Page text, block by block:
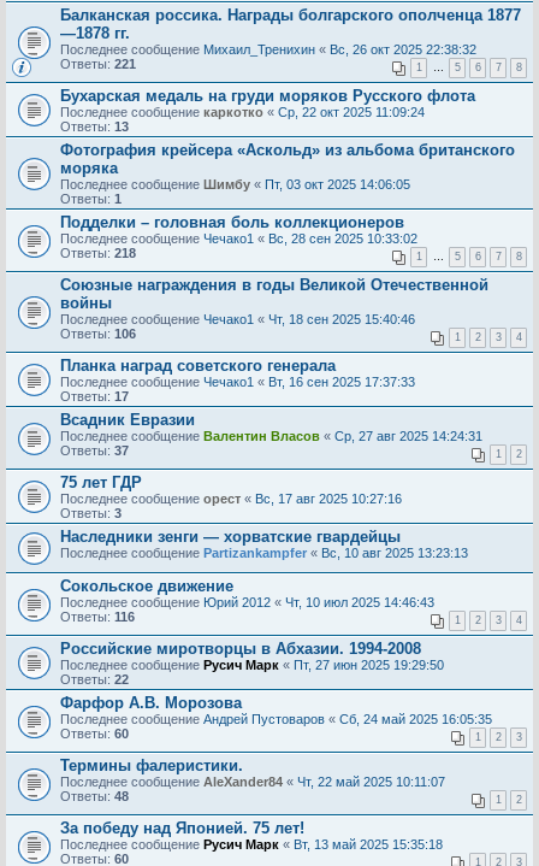
Балканская россика. Награды болгарского ополченца 1877
—1878 гг.
Последнее сообщение Михаил_Тренихин « Вс, 26 окт 2025 22:38:32
Ответы: 221 1 … 5 6 7 8
Бухарская медаль на груди моряков Русского флота
Последнее сообщение каркотко « Ср, 22 окт 2025 11:09:24
Ответы: 13
Фотография крейсера «Аскольд» из альбома британского
моряка
Последнее сообщение Шимбу « Пт, 03 окт 2025 14:06:05
Ответы: 1
Подделки – головная боль коллекционеров
Последнее сообщение Чечако1 « Вс, 28 сен 2025 10:33:02
Ответы: 218 1 … 5 6 7 8
Союзные награждения в годы Великой Отечественной
войны
Последнее сообщение Чечако1 « Чт, 18 сен 2025 15:40:46
Ответы: 106 1 2 3 4
Планка наград советского генерала
Последнее сообщение Чечако1 « Вт, 16 сен 2025 17:37:33
Ответы: 17
Всадник Евразии
Последнее сообщение Валентин Власов « Ср, 27 авг 2025 14:24:31
Ответы: 37 1 2
75 лет ГДР
Последнее сообщение орест « Вс, 17 авг 2025 10:27:16
Ответы: 3
Наследники зенги — хорватские гвардейцы
Последнее сообщение Partizankampfer « Вс, 10 авг 2025 13:23:13
Сокольское движение
Последнее сообщение Юрий 2012 « Чт, 10 июл 2025 14:46:43
Ответы: 116 1 2 3 4
Российские миротворцы в Абхазии. 1994-2008
Последнее сообщение Русич Марк « Пт, 27 июн 2025 19:29:50
Ответы: 22
Фарфор А.В. Морозова
Последнее сообщение Андрей Пустоваров « Сб, 24 май 2025 16:05:35
Ответы: 60 1 2 3
Термины фалеристики.
Последнее сообщение AleXander84 « Чт, 22 май 2025 10:11:07
Ответы: 48 1 2
За победу над Японией. 75 лет!
Последнее сообщение Русич Марк « Вт, 13 май 2025 15:35:18
Ответы: 60 1 2 3